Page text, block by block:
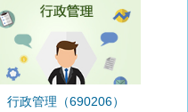
行政管理（690206）